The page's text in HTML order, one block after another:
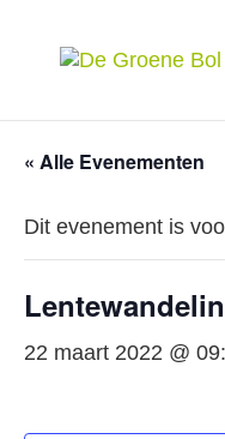
« Alle Evenementen
Dit evenement is
22 maart 2022 @